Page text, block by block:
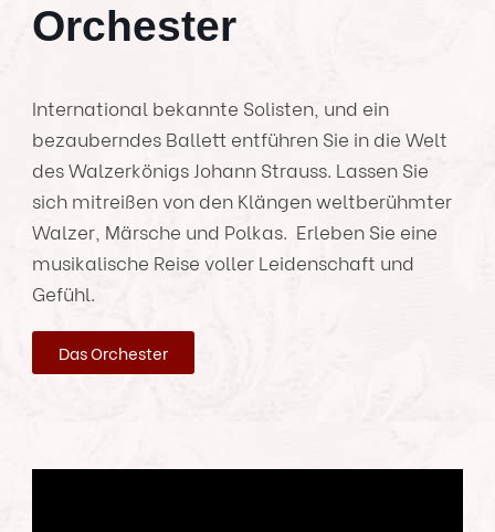
Orchester
International bekannte Solisten, und ein
bezauberndes Ballett entführen Sie in die Welt
des Walzerkönigs Johann Strauss. Lassen Sie
sich mitreißen von den Klängen weltberühmter
Walzer, Märsche und Polkas. Erleben Sie eine
musikalische Reise voller Leidenschaft und
Gefühl.
Das Orchester